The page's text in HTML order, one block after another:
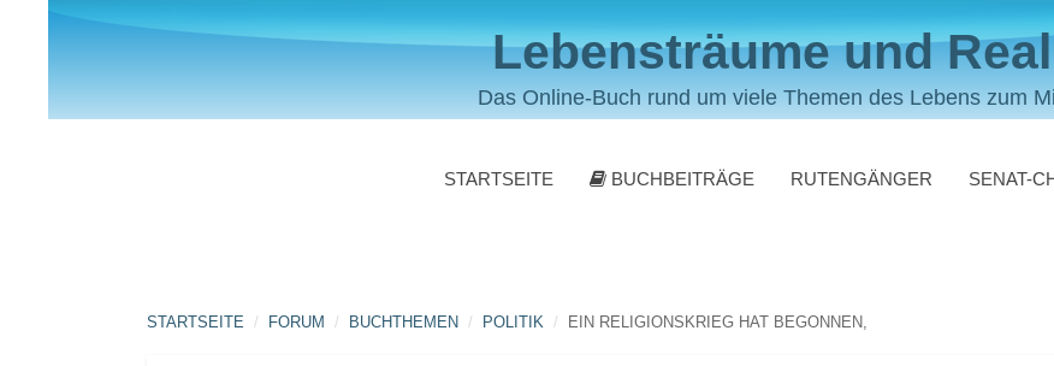
Lebensträume und
Das Online-Buch rund um viele Themen des Lebens zum
STARTSEITE BUCHBEITRÄGE RUTENGÄNGER SENAT-
STARTSEITE FORUM BUCHTHEMEN POLITIK EIN RELIGIONSKRIEG HAT BEGONNEN,